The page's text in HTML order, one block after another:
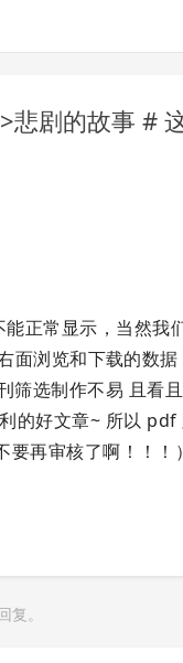
剧的故事 #
正常显示，当然我
面浏览和下载的数
选制作不易 且看
的好文章~ 所以 pdf
要再审核了啊！！
复。